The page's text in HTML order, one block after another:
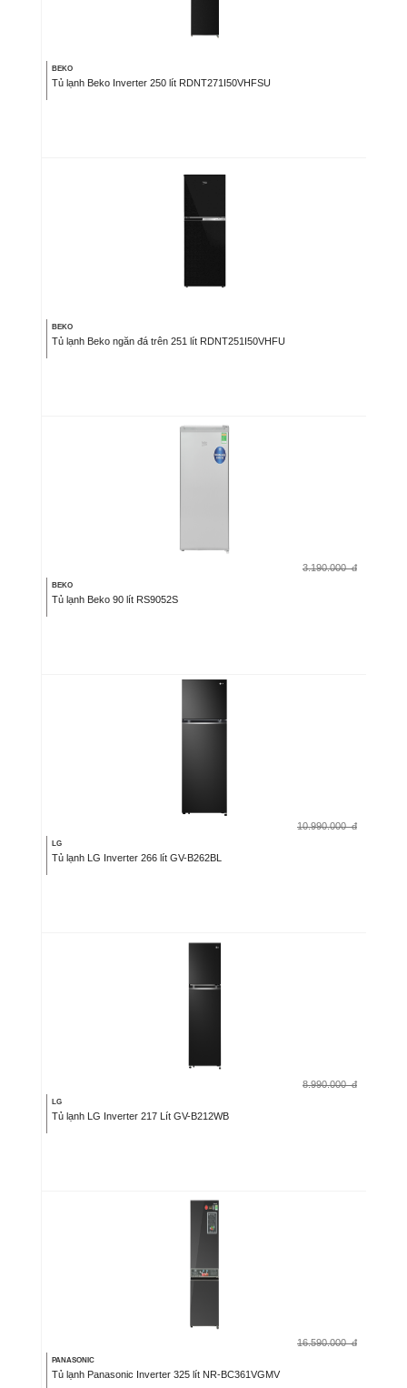
BEKO
Tủ lạnh Beko Inverter 250 lít RDNT271I50VHFSU
BEKO
Tủ lạnh Beko ngăn đá trên 251 lít RDNT251I50VHFU
3.190.000 đ
BEKO
Tủ lạnh Beko 90 lít RS9052S
10.990.000 đ
LG
Tủ lạnh LG Inverter 266 lít GV-B262BL
8.990.000 đ
LG
Tủ lạnh LG Inverter 217 Lít GV-B212WB
16.590.000 đ
PANASONIC
Tủ lạnh Panasonic Inverter 325 lít NR-BC361VGMV